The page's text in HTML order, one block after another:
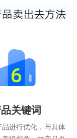
关键词
进行优化，与具体